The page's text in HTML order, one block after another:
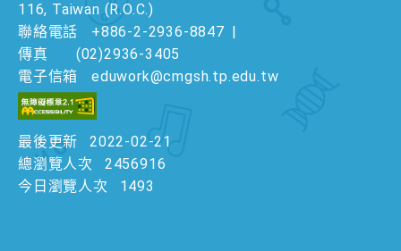
116, Taiwan (R.O.C.)
聯絡電話
+886-2-2936-8847 |
傳真
(02)2936-3405
電子信箱
eduwork@cmgsh.tp.edu.tw
最後更新
2022-02-21
總瀏覽人次
2456916
今日瀏覽人次
1493